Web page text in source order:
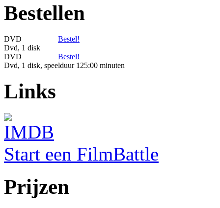
Bestellen
DVD
Bestel!
Dvd, 1 disk
DVD
Bestel!
Dvd, 1 disk, speelduur 125:00 minuten
Links
Start een FilmBattle
Prijzen